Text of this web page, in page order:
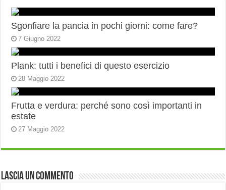
Sgonfiare la pancia in pochi giorni: come fare?
7 Giugno 2022
Plank: tutti i benefici di questo esercizio
28 Maggio 2022
Frutta e verdura: perché sono così importanti in
estate
27 Maggio 2022
Lascia un commento